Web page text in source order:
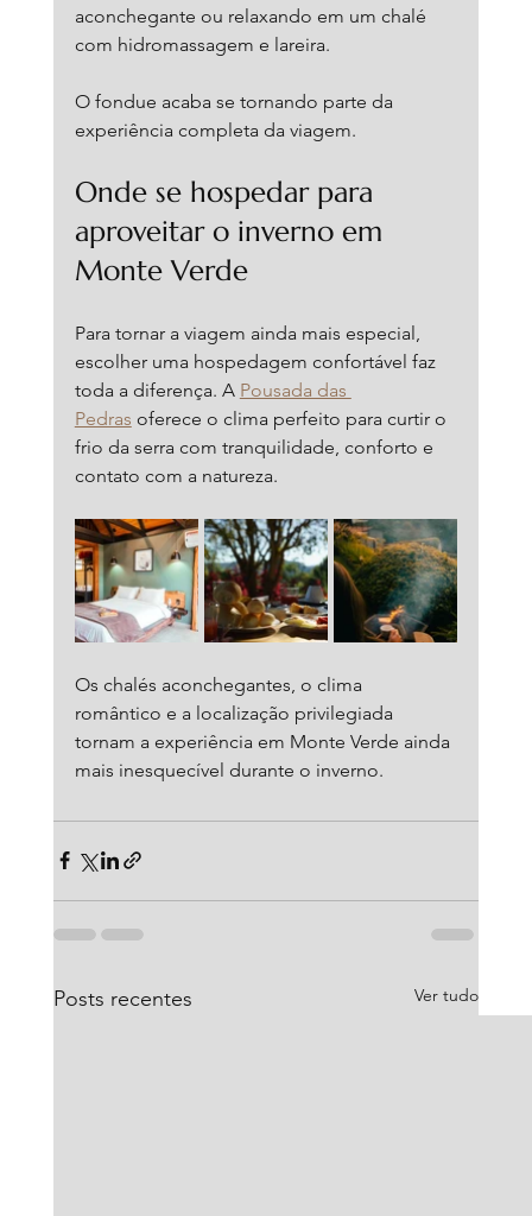
aconchegante ou relaxando em um chalé
com hidromassagem e lareira.
O fondue acaba se tornando parte da
experiência completa da viagem.
Onde se hospedar para
aproveitar o inverno em
Monte Verde
Para tornar a viagem ainda mais especial,
escolher uma hospedagem confortável faz
toda a diferença. A Pousada das
Pedras oferece o clima perfeito para curtir o
frio da serra com tranquilidade, conforto e
contato com a natureza.
Os chalés aconchegantes, o clima
romântico e a localização privilegiada
tornam a experiência em Monte Verde ainda
mais inesquecível durante o inverno.
Posts recentes Ver tudo